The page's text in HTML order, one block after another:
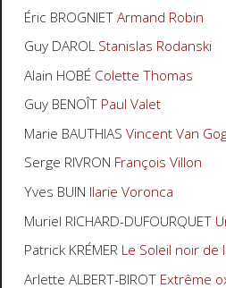
Éric BROGNIETArmand Robin
Guy DAROL Stanislas Rodanski
Alain HOBÉ Colette Thomas
Guy BENOÎT Paul Valet
Marie BAUTHIAS Vincent Van
Serge RIVRON François Villon
Yves BUIN Ilarie Voronca
Muriel RICHARD-DUFOURQUET
Patrick KRÉMER Le Soleil noir de
Arlette ALBERT-BIROT Extrême